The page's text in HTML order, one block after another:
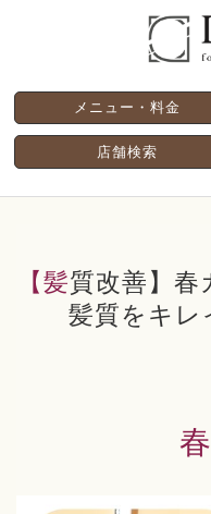
メニュー・料金
店舗検索
【髪質改善】春カラーを楽しみながら
髪質をキレ